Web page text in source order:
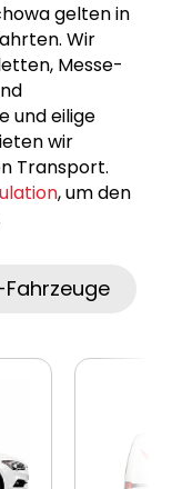
gelten in
Wir
Messe-
und eilige
wir
Transport.
, um den
Fahrzeuge